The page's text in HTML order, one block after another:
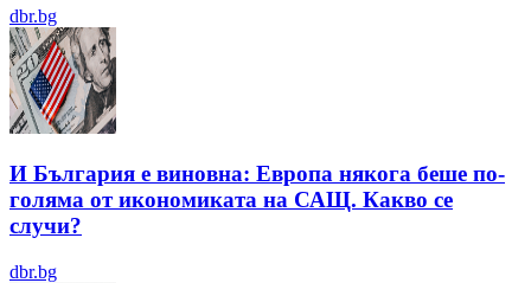
dbr.bg
И България е виновна: Европа някога беше по-
голяма от икономиката на САЩ. Какво се
случи?
dbr.bg